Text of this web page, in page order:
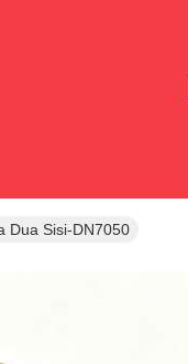
Dua Sisi-DN7050